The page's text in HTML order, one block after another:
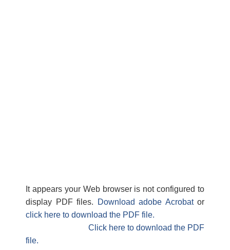
It appears your Web browser is not configured to
display PDF files.
Download adobe Acrobat or
click here to download the PDF file.
Click here to download the PDF
file.